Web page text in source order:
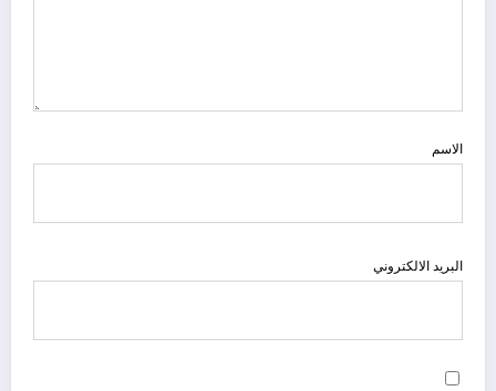
الاسم
البريد الالكتروني